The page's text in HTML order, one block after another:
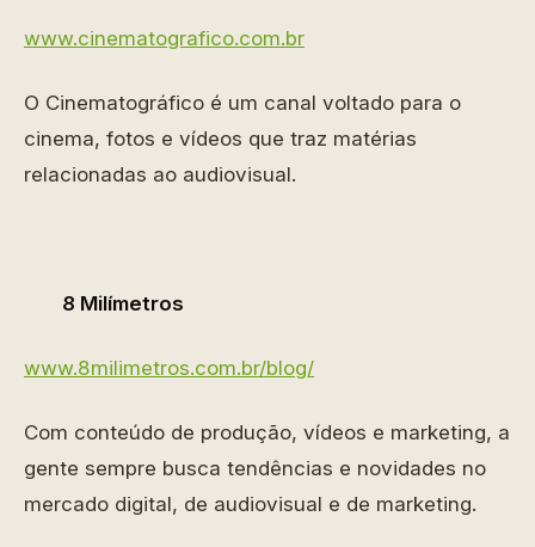
www.cinematografico.com.br
O Cinematográfico é um canal voltado para o
cinema, fotos e vídeos que traz matérias
relacionadas ao audiovisual.
8 Milímetros
www.8milimetros.com.br/blog/
Com conteúdo de produção, vídeos e marketing, a
gente sempre busca tendências e novidades no
mercado digital, de audiovisual e de marketing.